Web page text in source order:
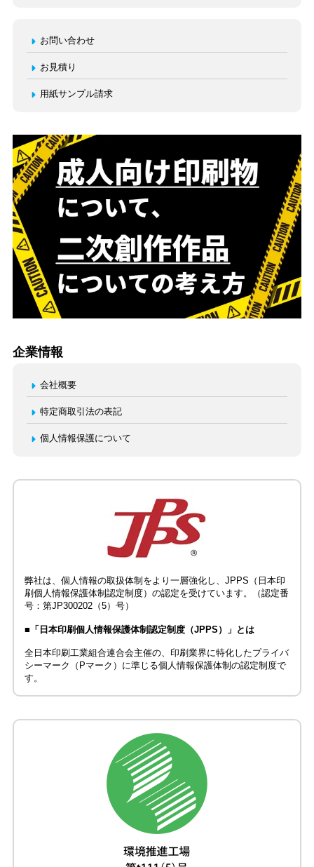
お問い合わせ
お見積り
用紙サンプル請求
企業情報
会社概要
特定商取引法の表記
個人情報保護について
弊社は、個人情報の取扱体制をより一層強化し、JPPS（日本印
刷個人情報保護体制認定制度）の認定を受けています。（認定番
号：第JP300202（5）号）
■「日本印刷個人情報保護体制認定制度（JPPS）」とは
全日本印刷工業組合連合会主催の、印刷業界に特化したプライバ
シーマーク（Pマーク）に準じる個人情報保護体制の認定制度で
す。